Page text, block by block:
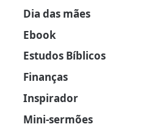
Dia das mães
Ebook
Estudos Bíblicos
Finanças
Inspirador
Mini-sermões